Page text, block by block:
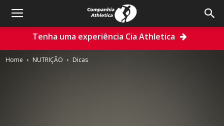
Tenha uma experiência Cia Athletica
Home NUTRIÇÃO Dicas